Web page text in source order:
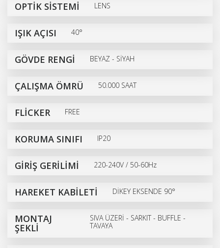
OPTİK SİSTEMİ LENS
IŞIK AÇISI 40°
GÖVDE RENGİ BEYAZ - SİYAH
ÇALIŞMA ÖMRÜ 50.000 SAAT
FLİCKER FREE
KORUMA SINIFI IP20
GİRİŞ GERİLİMİ 220-240V / 50-60Hz
HAREKET KABİLETİ DİKEY EKSENDE 90°
MONTAJ
ŞEKLİ
SIVA ÜZERİ - SARKIT - BUFFLE -
TAVAYA